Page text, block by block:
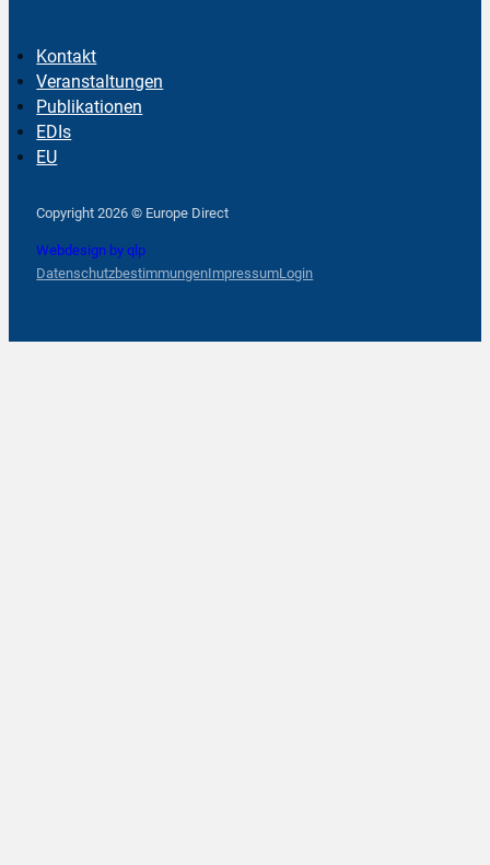
Kontakt
Veranstaltungen
Publikationen
EDIs
EU
Copyright 2026 © Europe Direct
Webdesign by qlp
DatenschutzbestimmungenImpressumLogin